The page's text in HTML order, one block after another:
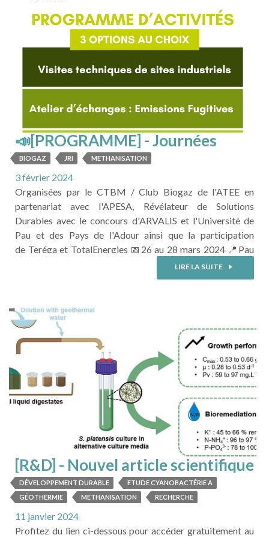
LIRE LA SUITE
📣[PROGRAMME] - Journées
Recherche Innovation Biogaz
Méthanisation (JRI)
BIOGAZ JRI METHANISATION
3 février 2024
Organisées par le CTBM / Club Biogaz de l'ATEE en
partenariat avec l'APESA, Révélateur de Solutions
Durables avec le concours d'ARVALIS et l'Université de
Pau et des Pays de l'Adour ainsi que la participation
de Teréga et TotalEnergies 📅26 au 28 mars 2024 📍Pau
(64) 🔎Focus nouveautés 2024 : Composez votre
programme du 26 mars après-midi avec au choix : 📌
BIOBEARN - 18ème ...
LIRE LA SUITE
LIRE LA SUITE
[R&D] - Nouvel article scientifique
DÉVELOPPEMENT DURABLE
ETUDE CYANOBACTÉRIE A
GÉOTHERMIE
METHANISATION RECHERCHE
11 janvier 2024
Profitez du lien ci-dessous pour accéder gratuitement au